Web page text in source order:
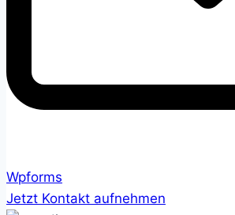
Wpforms
Jetzt Kontakt aufnehmen